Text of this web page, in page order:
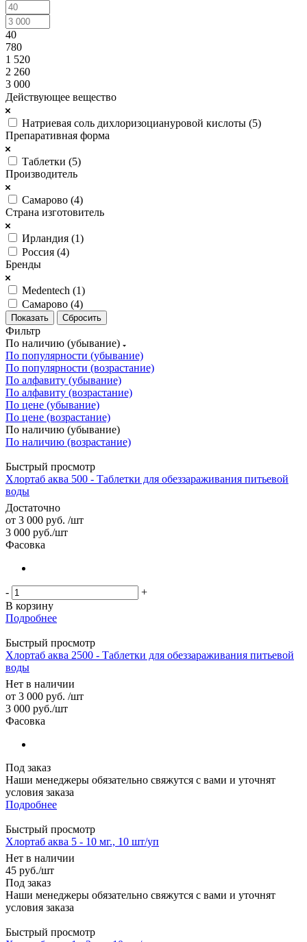
40
780
1 520
2 260
3 000
Действующее вещество
Натриевая соль дихлоризоциануровой кислоты (5)
Препаративная форма
Таблетки (5)
Производитель
Самарово (4)
Страна изготовитель
Ирландия (1)
Россия (4)
Бренды
Medentech (1)
Самарово (4)
Сбросить
Фильтр
По наличию (убывание)
По популярности (убывание)
По популярности (возрастание)
По алфавиту (убывание)
По алфавиту (возрастание)
По цене (убывание)
По цене (возрастание)
По наличию (убывание)
По наличию (возрастание)
Быстрый просмотр
Хлортаб аква 500 - Таблетки для обеззараживания питьевой
воды
Достаточно
от 3 000 руб. /шт
3 000 руб./шт
Фасовка
-
+
В корзину
Подробнее
Быстрый просмотр
Хлортаб аква 2500 - Таблетки для обеззараживания питьевой
воды
Нет в наличии
от 3 000 руб. /шт
3 000 руб./шт
Фасовка
Под заказ
Наши менеджеры обязательно свяжутся с вами и уточнят
условия заказа
Подробнее
Быстрый просмотр
Хлортаб аква 5 - 10 мг., 10 шт/уп
Нет в наличии
45 руб./шт
Под заказ
Наши менеджеры обязательно свяжутся с вами и уточнят
условия заказа
Быстрый просмотр